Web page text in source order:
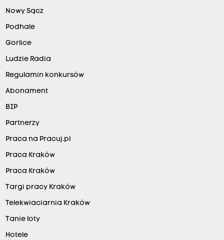
Nowy Sącz
Podhale
Gorlice
Ludzie Radia
Regulamin konkursów
Abonament
BIP
Partnerzy
Praca na Pracuj.pl
Praca Kraków
Praca Kraków
Targi pracy Kraków
Telekwiaciarnia Kraków
Tanie loty
Hotele